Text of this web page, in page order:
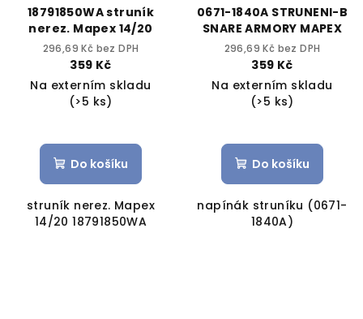
18791850WA struník
nerez. Mapex 14/20
296,69 Kč bez DPH
359 Kč
Na externím skladu
(>5 ks)
Do košíku
struník nerez. Mapex
14/20 18791850WA
0671-1840A STRUNENI-B
SNARE ARMORY MAPEX
296,69 Kč bez DPH
359 Kč
Na externím skladu
(>5 ks)
Do košíku
napínák struníku (0671-
1840A)